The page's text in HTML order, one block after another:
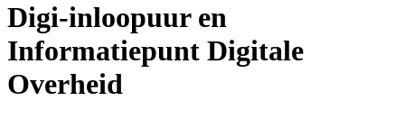
Digi-inloopuur en
Informatiepunt Digitale
Overheid